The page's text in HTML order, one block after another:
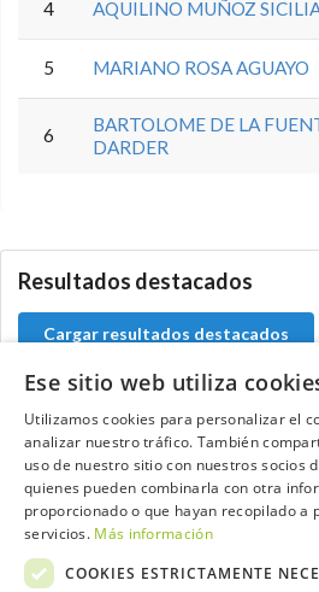
4 AQUILINO MUÑOZ
5 MARIANO ROSA AGUAYO
6
BARTOLOME DE LA
DARDER
Resultados destacados
Cargar resultados destacados
Contacta con el equipo
Opina
Ese sitio web utiliza
Utilizamos cookies para personalizar el
analizar nuestro tráfico. También
uso de nuestro sitio con nuestros socios
quienes pueden combinarla con otra
proporcionado o que hayan recopilado a
servicios. Más información
COOKIES ESTRICTAMENTE